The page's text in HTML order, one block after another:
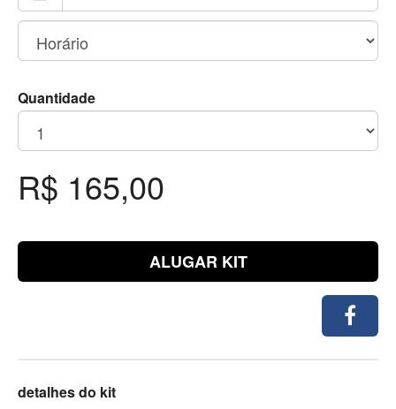
Quantidade
R$ 165,00
ALUGAR KIT
detalhes do kit